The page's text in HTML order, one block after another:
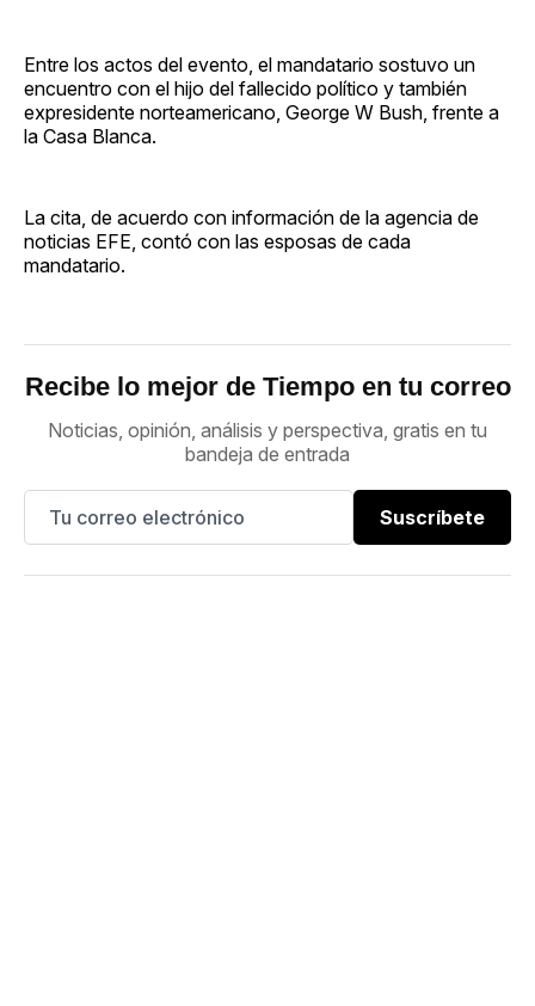
Entre los actos del evento, el mandatario sostuvo un
encuentro con el hijo del fallecido político y también
expresidente norteamericano, George W Bush, frente a
la Casa Blanca.
La cita, de acuerdo con información de la agencia de
noticias EFE, contó con las esposas de cada
mandatario.
Recibe lo mejor de Tiempo en tu correo
Noticias, opinión, análisis y perspectiva, gratis en tu
bandeja de entrada
Suscríbete